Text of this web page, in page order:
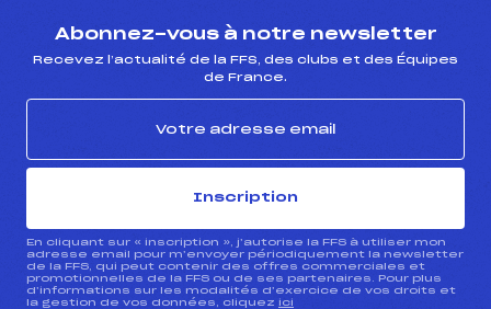
Abonnez-vous à notre newsletter
Recevez l’actualité de la FFS, des clubs et des Équipes
de France.
Inscription
En cliquant sur « inscription », j’autorise la FFS à utiliser mon
adresse email pour m’envoyer périodiquement la newsletter
de la FFS, qui peut contenir des offres commerciales et
promotionnelles de la FFS ou de ses partenaires. Pour plus
d’informations sur les modalités d’exercice de vos droits et
la gestion de vos données, cliquez ici